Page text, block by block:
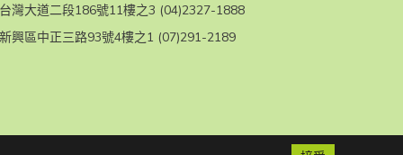
灣大道二段186號11樓之3 (04)2327-1888
興區中正三路93號4樓之1 (07)291-2189